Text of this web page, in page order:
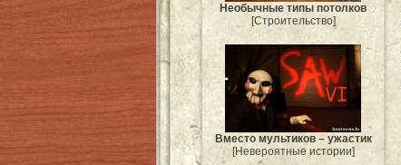
Необычные типы потолков
[Строительство]
Вместо мультиков – ужастик
[Невероятные истории]